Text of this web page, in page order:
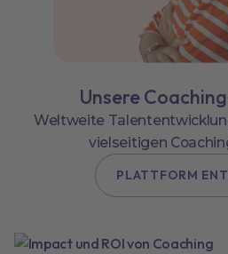
Unsere
Weltweite
vielseitigen
PLATTFORM